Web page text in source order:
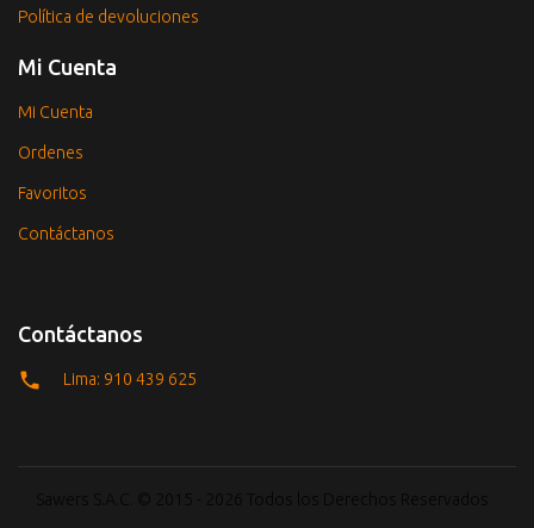
Política de devoluciones
Mi Cuenta
Mi Cuenta
Ordenes
Favoritos
Contáctanos
Contáctanos
Lima: 910 439 625